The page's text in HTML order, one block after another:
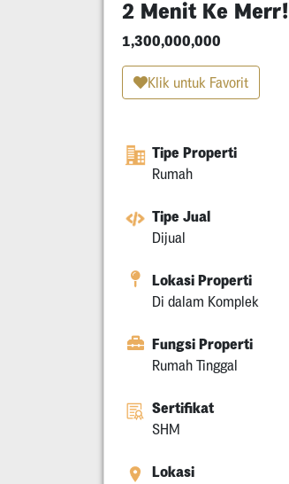
2 Menit Ke
1,300,000,000
Klik untuk Favorit
Tipe Properti
Rumah
Tipe Jual
Dijual
Lokasi Properti
Di dalam Komplek
Fungsi Properti
Rumah Tinggal
Sertifikat
SHM
Lokasi